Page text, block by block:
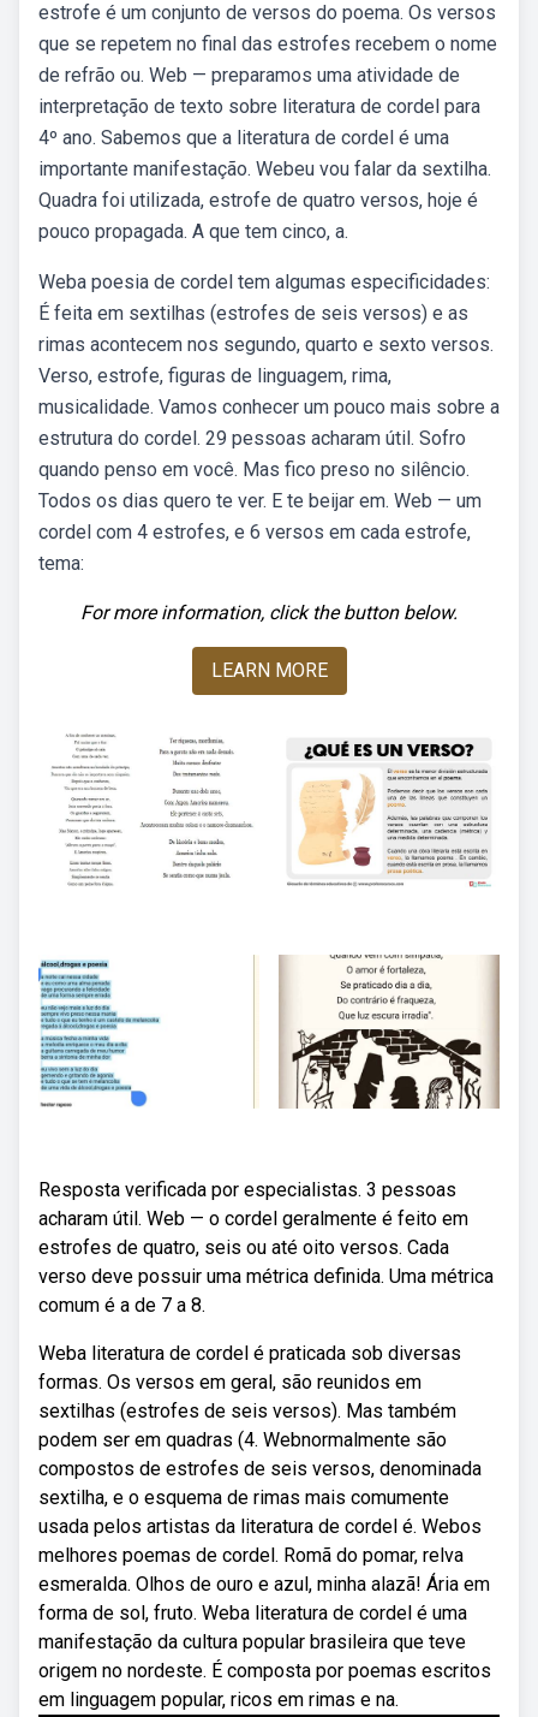
estrofe é um conjunto de versos do poema. Os versos
que se repetem no final das estrofes recebem o nome
de refrão ou. Web — preparamos uma atividade de
interpretação de texto sobre literatura de cordel para
4º ano. Sabemos que a literatura de cordel é uma
importante manifestação. Webeu vou falar da sextilha.
Quadra foi utilizada, estrofe de quatro versos, hoje é
pouco propagada. A que tem cinco, a.
Weba poesia de cordel tem algumas especificidades:
É feita em sextilhas (estrofes de seis versos) e as
rimas acontecem nos segundo, quarto e sexto versos.
Verso, estrofe, figuras de linguagem, rima,
musicalidade. Vamos conhecer um pouco mais sobre a
estrutura do cordel. 29 pessoas acharam útil. Sofro
quando penso em você. Mas fico preso no silêncio.
Todos os dias quero te ver. E te beijar em. Web — um
cordel com 4 estrofes, e 6 versos em cada estrofe,
tema:
For more information, click the button below.
LEARN MORE
Resposta verificada por especialistas. 3 pessoas
acharam útil. Web — o cordel geralmente é feito em
estrofes de quatro, seis ou até oito versos. Cada
verso deve possuir uma métrica definida. Uma métrica
comum é a de 7 a 8.
Weba literatura de cordel é praticada sob diversas
formas. Os versos em geral, são reunidos em
sextilhas (estrofes de seis versos). Mas também
podem ser em quadras (4. Webnormalmente são
compostos de estrofes de seis versos, denominada
sextilha, e o esquema de rimas mais comumente
usada pelos artistas da literatura de cordel é. Webos
melhores poemas de cordel. Romã do pomar, relva
esmeralda. Olhos de ouro e azul, minha alazã! Ária em
forma de sol, fruto. Weba literatura de cordel é uma
manifestação da cultura popular brasileira que teve
origem no nordeste. É composta por poemas escritos
em linguagem popular, ricos em rimas e na.